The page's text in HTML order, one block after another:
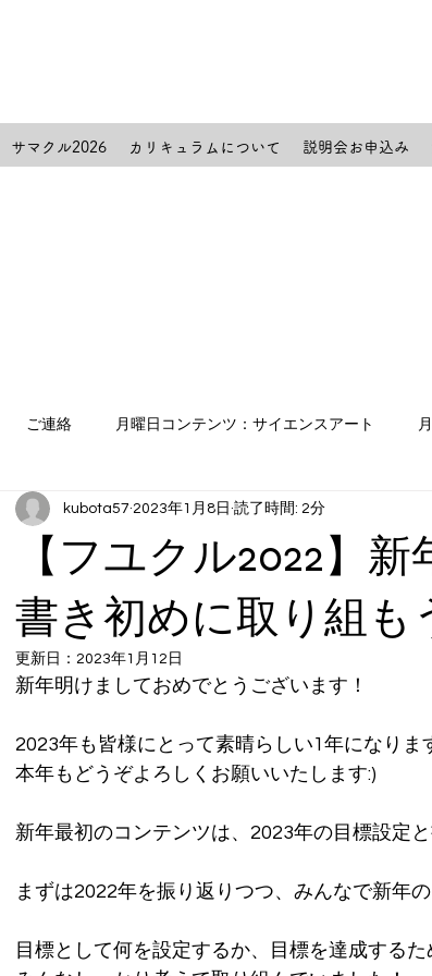
サマクル2026 カリキュラムについて 説明会お申込み
ご連絡 月曜日コンテンツ：サイエンスアート
ンテンツ：スポーツ（2021月6月末まで）
ンテンツ：アート 金曜日コンテンツ：英語② 長
【フユクル2022】
書き初めに取り組も
kubota57 2023年1月8日 読了時間: 2分
更新日： 2023年1月12日
新年明けましておめでとうございます！
2023年も皆様にとって素晴らしい1年になりま
本年もどうぞよろしくお願いいたします:)
新年最初のコンテンツは、2023年の目標設定
まずは2022年を振り返りつつ、みんなで新年
目標として何を設定するか、目標を達成するた